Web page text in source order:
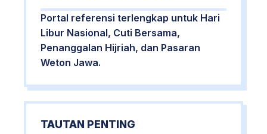
Portal referensi terlengkap untuk Hari
Libur Nasional, Cuti Bersama,
Penanggalan Hijriah, dan Pasaran
Weton Jawa.
TAUTAN PENTING